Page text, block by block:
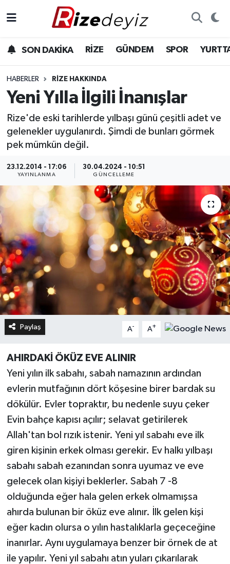
SON DAKİKA RİZE GÜNDEM SPOR
HABERLER RIZE HAKKINDA
Yeni Yılla İlgili İnanışlar
Rize'de eski tarihlerde yılbaşı günü çeşitli adet ve
gelenekler uygulanırdı. Şimdi de bunları görmek
pek mümkün değil.
23.12.2014 - 17:06
YAYINLANMA
30.04.2024 - 10:51
GÜNCELLEME
Paylaş A- A+
AHIRDAKİ ÖKÜZ EVE ALINIR
Yeni yılın ilk sabahı, sabah namazının ardından
evlerin mutfağının dört köşesine birer bardak su
dökülür. Evler topraktır, bu nedenle suyu çeker
Evin bahçe kapısı açılır; selavat getirilerek
Allah'tan bol rızık istenir. Yeni yıl sabahı eve ilk
giren kişinin erkek olması gerekir. Ev halkı yılbaşı
sabahı sabah ezanından sonra uyumaz ve eve
gelecek olan kişiyi beklerler. Sabah 7 -8
olduğunda eğer hala gelen erkek olmamışsa
ahırda bulunan bir öküz eve alınır. İlk gelen kişi
eğer kadın olursa o yılın hastalıklarla geçeceğine
inanırlar. Aynı uygulamaya benzer bir örnek de at
ile yapılır. Yeni yıl sabahı atın yuları çıkarılarak
Gündem
Yurttan Haberler
Ekonomi
Teknoloji
Sağlık
Rize Hava Durumu
Rize Trafik Yoğunluk Haritası
Süper Lig Puan Durumu ve Fikstür
Tüm Manşetler
Son Dakika Haberleri
Haber Arşivi